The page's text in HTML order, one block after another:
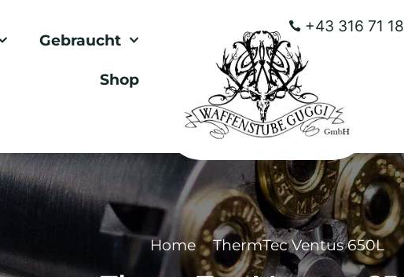
+43 316 71
Gebraucht
Shop
Home ThermTec Ventus 650L